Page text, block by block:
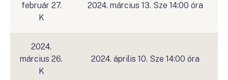
február 27.
K
2024. március 13. Sze 14:00 óra
2024.
március 26.
K
2024. április 10. Sze 14:00 óra